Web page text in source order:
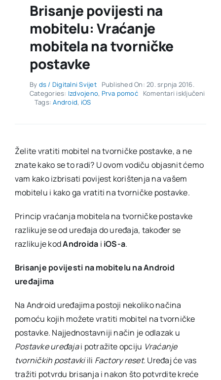
Brisanje povijesti na
mobitelu: Vraćanje
mobitela na tvorničke
postavke
By ds / Digitalni Svijet
Published On: 20. srpnja 2016.
Categories: Izdvojeno, Prva pomoć Komentari isključeni
Tags:Android, iOS
Želite vratiti mobitel na tvorničke postavke, a ne
znate kako se to radi? U ovom vodiču objasnit ćemo
vam kako izbrisati povijest korištenja na vašem
mobitelu i kako ga vratiti na tvorničke postavke.
Princip vraćanja mobitela na tvorničke postavke
razlikuje se od uređaja do uređaja, također se
razlikuje kodAndroida i iOS-a.
Brisanje povijesti na mobitelu na Android
uređajima
Na Android uređajima postoji nekoliko načina
pomoću kojih možete vratiti mobitel na tvorničke
postavke. Najjednostavniji način je odlazak u
Postavke uređajai potražite opciju Vraćanje
tvorničkih postavkiili Factory reset. Uređaj će vas
tražiti potvrdu brisanja i nakon što potvrdite kreće